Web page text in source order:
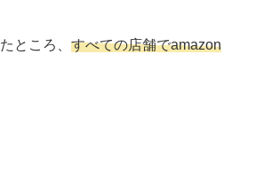
ところ、 すべての店舗でamazon